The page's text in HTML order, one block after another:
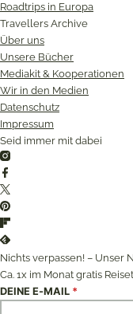
Roadtrips in Europa
Travellers Archive
Über uns
Unsere Bücher
Mediakit & Kooperationen
Wir in den Medien
Datenschutz
Impressum
Seid immer mit dabei
Instagram
Twitter
Pinterest
Flipboard
Feedly
Nichts verpassen! – Unser
Ca. 1x im Monat gratis
DEINE E-MAIL *